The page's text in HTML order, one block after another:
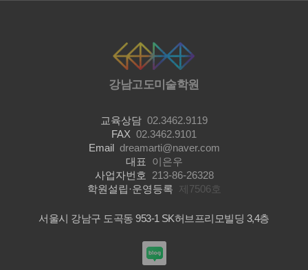
강남고도미술학원
교육상담 02.3462.9119
FAX 02.3462.9101
Email dreamarti@naver.com
대표
이은우
사업자번호
213-86-26328
학원설립·운영등록 제7506호
서울시 강남구 도곡동 953-1 SK허브프리모빌딩 3,4층